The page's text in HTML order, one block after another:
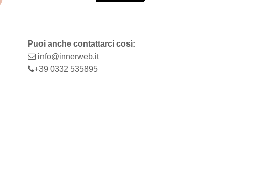
Puoi anche contattarci così:
info@innerweb.it
+39 0332 535895